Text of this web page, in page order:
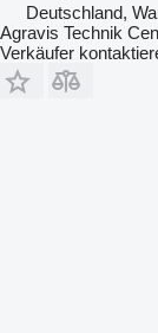
Deutschland,
Agravis Technik
Verkäufer